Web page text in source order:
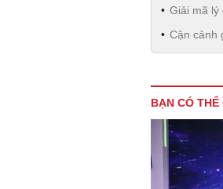
Giải mã lý
Cận cảnh
BẠN CÓ THỂ